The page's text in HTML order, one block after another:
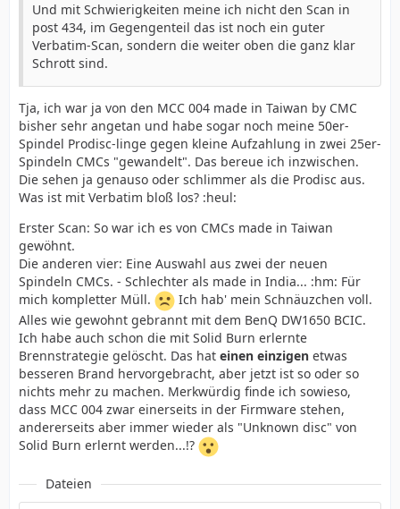
Und mit Schwierigkeiten meine ich nicht den Scan in
post 434, im Gegengenteil das ist noch ein guter
Verbatim-Scan, sondern die weiter oben die ganz klar
Schrott sind.
Tja, ich war ja von den MCC 004 made in Taiwan by CMC
bisher sehr angetan und habe sogar noch meine 50er-
Spindel Prodisc-linge gegen kleine Aufzahlung in zwei 25er-
Spindeln CMCs "gewandelt". Das bereue ich inzwischen.
Die sehen ja genauso oder schlimmer als die Prodisc aus.
Was ist mit Verbatim bloß los? :heul:
Erster Scan: So war ich es von CMCs made in Taiwan
gewöhnt.
Die anderen vier: Eine Auswahl aus zwei der neuen
Spindeln CMCs. - Schlechter als made in India... :hm: Für
mich kompletter Müll.
Ich hab' mein Schnäuzchen voll.
Alles wie gewohnt gebrannt mit dem BenQ DW1650 BCIC.
Ich habe auch schon die mit Solid Burn erlernte
Brennstrategie gelöscht. Das hat einen einzigen etwas
besseren Brand hervorgebracht, aber jetzt ist so oder so
nichts mehr zu machen. Merkwürdig finde ich sowieso,
dass MCC 004 zwar einerseits in der Firmware stehen,
andererseits aber immer wieder als "Unknown disc" von
Solid Burn erlernt werden...!?
Dateien